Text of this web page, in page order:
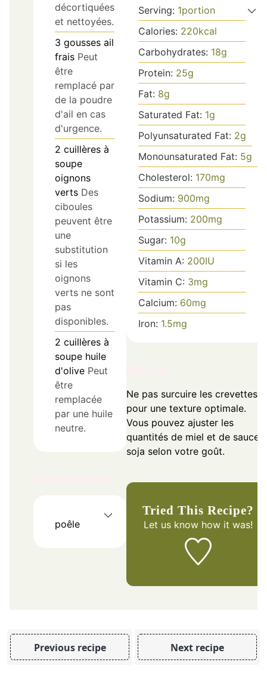
décortiquées
et nettoyées.
3 gousses ail
frais Peut
être
remplacé par
de la poudre
d'ail en cas
d'urgence.
2 cuillères à
soupe
oignons
verts Des
ciboules
peuvent être
une
substitution
si les
oignons
verts ne sont
pas
disponibles.
2 cuillères à
soupe huile
d'olive Peut
être
remplacée
par une huile
neutre.
poêle
Serving: 1portion
Calories: 220kcal
Carbohydrates: 18g
Protein: 25g
Fat: 8g
Saturated Fat: 1g
Polyunsaturated Fat: 2g
Monounsaturated Fat: 5g
Cholesterol: 170mg
Sodium: 900mg
Potassium: 200mg
Sugar: 10g
Vitamin A: 200IU
Vitamin C: 3mg
Calcium: 60mg
Iron: 1.5mg
Ne pas surcuire les crevettes
pour une texture optimale.
Vous pouvez ajuster les
quantités de miel et de sauce
soja selon votre goût.
Tried This Recipe?
Let us knowhow it was!
Previous recipe Next recipe